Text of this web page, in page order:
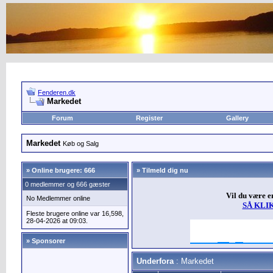
Fenderen.dk
Markedet
Forum Register Gallery
Markedet Køb og Salg
» Online brugere: 666
0 medlemmer og 666 gæster
No Medlemmer online
Fleste brugere online var 16,598,
28-04-2026 at 09:03.
» Sponsorer
» Tilmeld dig nu
Vil du være
SÅ
Underfora: Markedet